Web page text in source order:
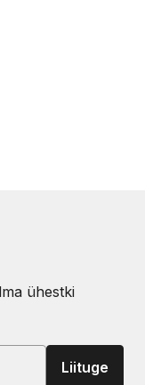
ühestki
Liituge